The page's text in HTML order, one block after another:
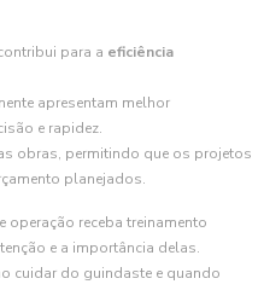
para a eficiência
apresentam melhor
e rapidez.
obras, permitindo que os projetos
planejados.
operação receba treinamento
e a importância delas.
cuidar do guindaste e quando